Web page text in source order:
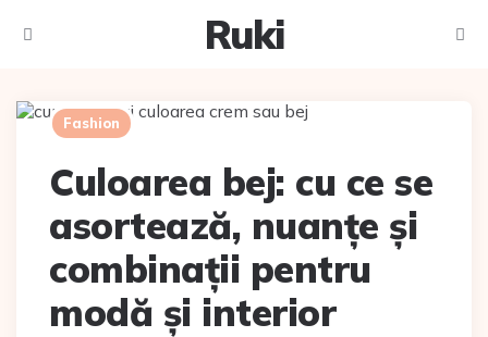
Ruki
Fashion
Culoarea bej: cu ce se
asortează, nuanțe și
combinații pentru
modă și interior